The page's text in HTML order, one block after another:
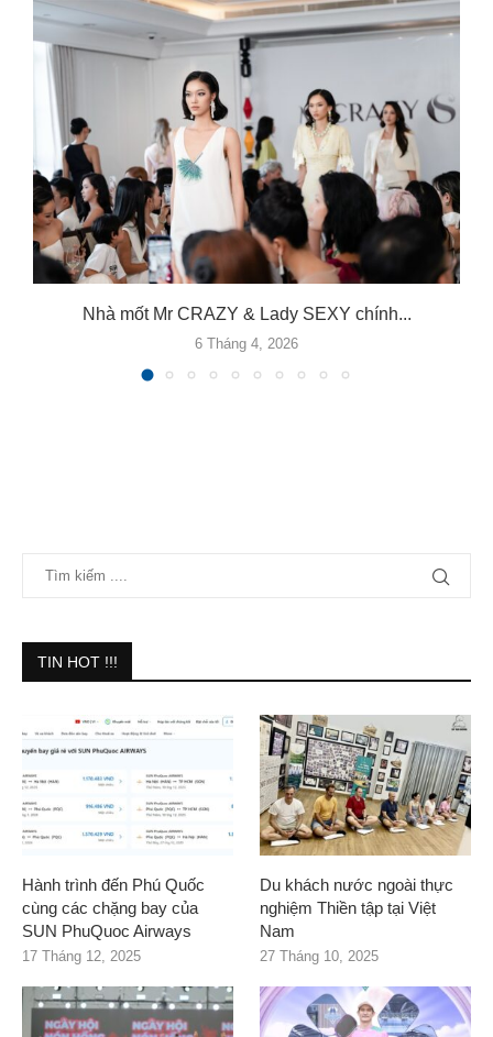
Nhà mốt Mr CRAZY & Lady SEXY chính...
6 Tháng 4, 2026
TIN HOT !!!
Hành trình đến Phú Quốc
cùng các chặng bay của
SUN PhuQuoc Airways
17 Tháng 12, 2025
Du khách nước ngoài thực
nghiệm Thiền tập tại Việt
Nam
27 Tháng 10, 2025